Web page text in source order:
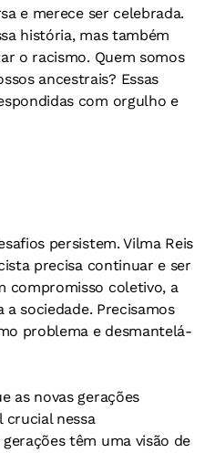
e merece ser celebrada.
história, mas também
o racismo. Quem somos
ancestrais? Essas
com orgulho e
persistem. Vilma Reis
precisa continuar e ser
compromisso coletivo, a
sociedade. Precisamos
problema e desmantelá-
as novas gerações
crucial nessa
têm uma visão de